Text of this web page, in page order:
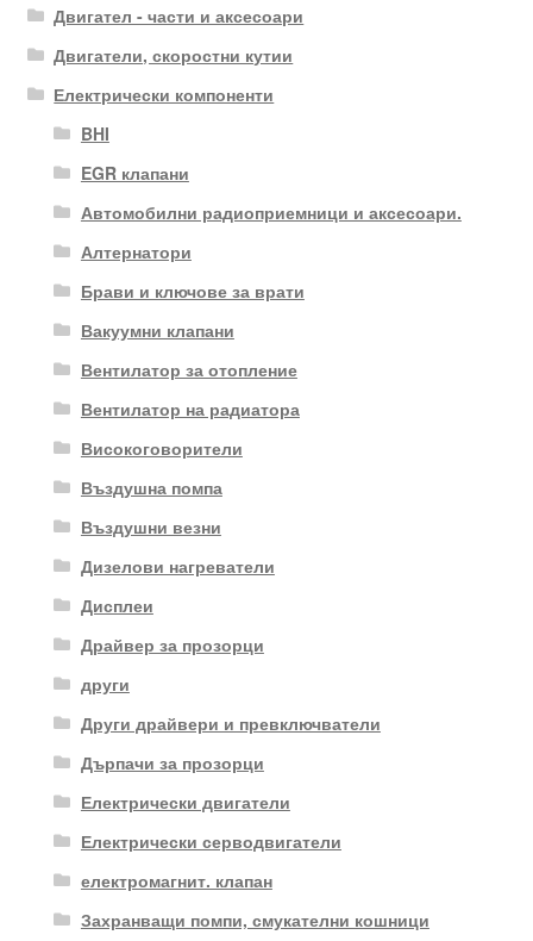
Двигател - части и аксесоари
Двигатели, скоростни кутии
Електрически компоненти
BHI
EGR клапани
Автомобилни радиоприемници и аксесоари.
Алтернатори
Брави и ключове за врати
Вакуумни клапани
Вентилатор за отопление
Вентилатор на радиатора
Високоговорители
Въздушна помпа
Въздушни везни
Дизелови нагреватели
Дисплеи
Драйвер за прозорци
други
Други драйвери и превключватели
Дърпачи за прозорци
Електрически двигатели
Електрически серводвигатели
електромагнит. клапан
Захранващи помпи, смукателни кошници